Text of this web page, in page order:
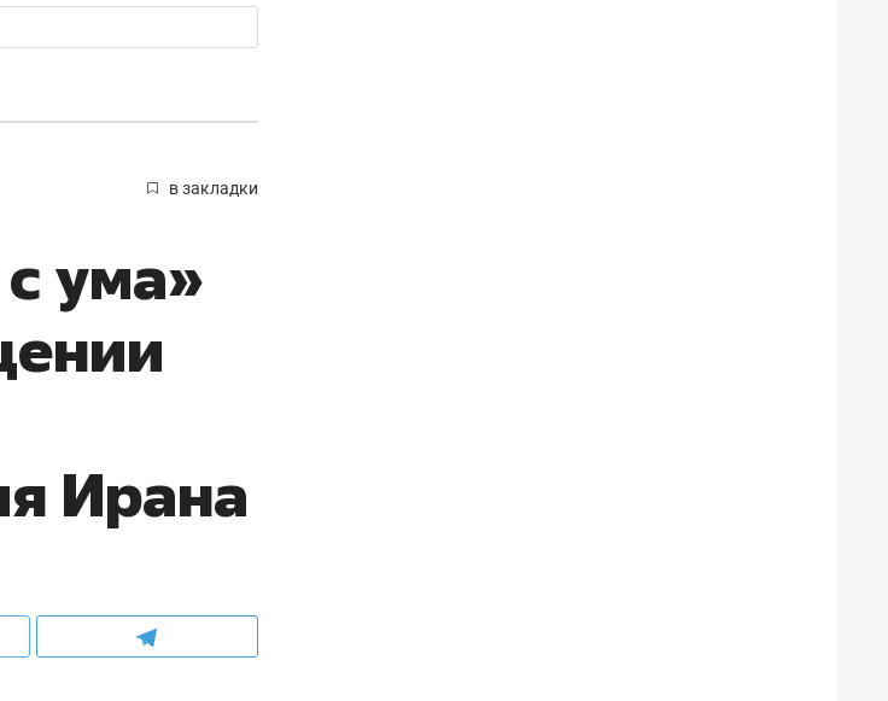
в закладки
ума»
Ирана